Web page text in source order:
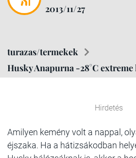
2013/11/27
turazas/termekek
Husky Anapurna -28°C
Hirdetés
Amilyen kemény volt a nappal,
éjszaka. Ha a hátizsákodban